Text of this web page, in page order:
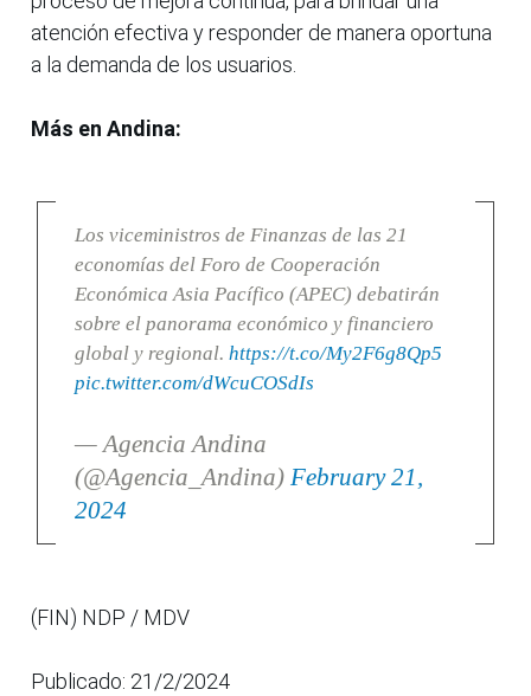
atención efectiva y responder de manera oportuna
a la demanda de los usuarios.
Más en Andina:
Los viceministros de Finanzas de las 21
economías del Foro de Cooperación
Económica Asia Pacífico (APEC) debatirán
sobre el panorama económico y financiero
global y regional. https://t.co/My2F6g8Qp5
pic.twitter.com/dWcuCOSdIs
— Agencia Andina
(@Agencia_Andina) February 21,
2024
(FIN) NDP / MDV
Publicado: 21/2/2024